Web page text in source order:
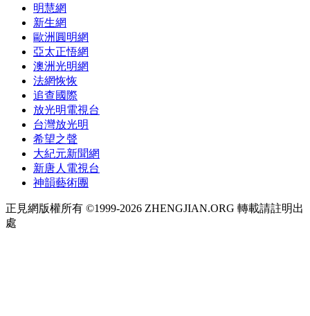
明慧網
新生網
歐洲圓明網
亞太正悟網
澳洲光明網
法網恢恢
追查國際
放光明電視台
台灣放光明
希望之聲
大紀元新聞網
新唐人電視台
神韻藝術團
正見網版權所有 ©1999-2026 ZHENGJIAN.ORG 轉載請註明出
處